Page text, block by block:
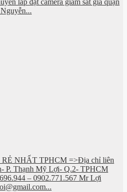
lắp đặt camera giám sát giá quận
NHẤT TPHCM =>Địa chỉ liên
P. Thạnh Mỹ Lợi- Q.2- TPHCM
– 0902.771.567 Mr Lợi